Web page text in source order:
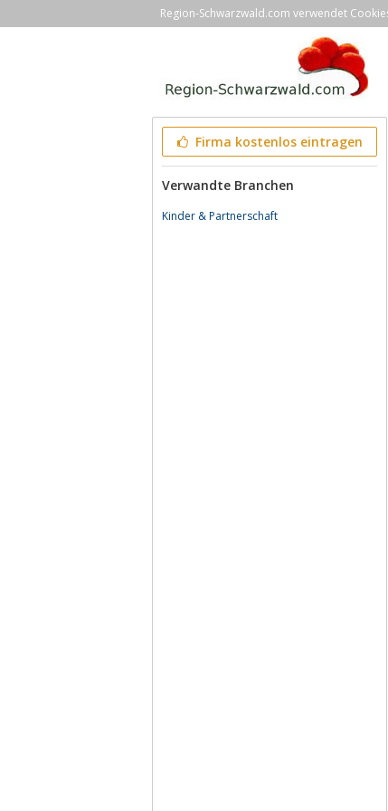
Region-Schwarzwald.com verwendet
Firma kostenlos eintragen
Verwandte Branchen
Kinder & Partnerschaft